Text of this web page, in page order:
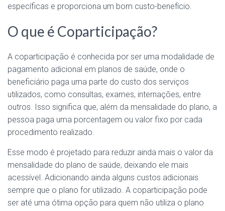
específicas e proporciona um bom custo-benefício.
O que é Coparticipação?
A coparticipação é conhecida por ser uma modalidade de
pagamento adicional em planos de saúde, onde o
beneficiário paga uma parte do custo dos serviços
utilizados, como consultas, exames, internações, entre
outros. Isso significa que, além da mensalidade do plano, a
pessoa paga uma porcentagem ou valor fixo por cada
procedimento realizado.
Esse modo é projetado para reduzir ainda mais o valor da
mensalidade do plano de saúde, deixando ele mais
acessível. Adicionando ainda alguns custos adicionais
sempre que o plano for utilizado. A coparticipação pode
ser até uma ótima opção para quem não utiliza o plano